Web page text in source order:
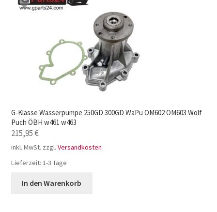
G-Klasse Wasserpumpe 250GD 300GD WaPu OM602 OM603 Wolf
Puch ÖBH w461 w463
215,95€
inkl. MwSt. zzgl. Versandkosten
Lieferzeit: 1-3 Tage
In den Warenkorb